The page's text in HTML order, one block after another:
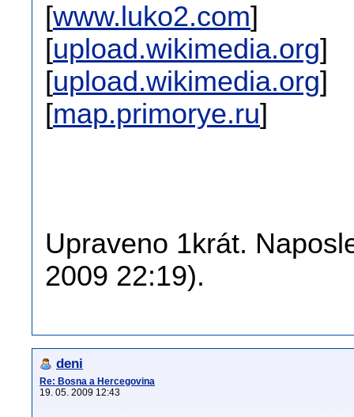
[www.luko2.com]
[upload.wikimedia.org]
[upload.wikimedia.org]
[map.primorye.ru]
Upraveno 1krát.
2009 22:19).
deni
Re: Bosna a Hercegovina
19. 05. 2009 12:43